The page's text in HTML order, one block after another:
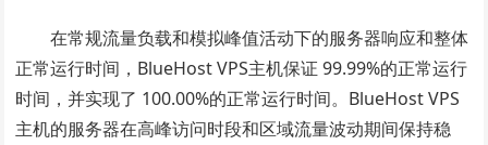
在常规流量负载和模拟峰值活动下的服务器响应和整体
正常运行时间，BlueHost VPS主机保证 99.99%的正常运行
时间，并实现了 100.00%的正常运行时间。BlueHost VPS
主机的服务器在高峰访问时段和区域流量波动期间保持稳